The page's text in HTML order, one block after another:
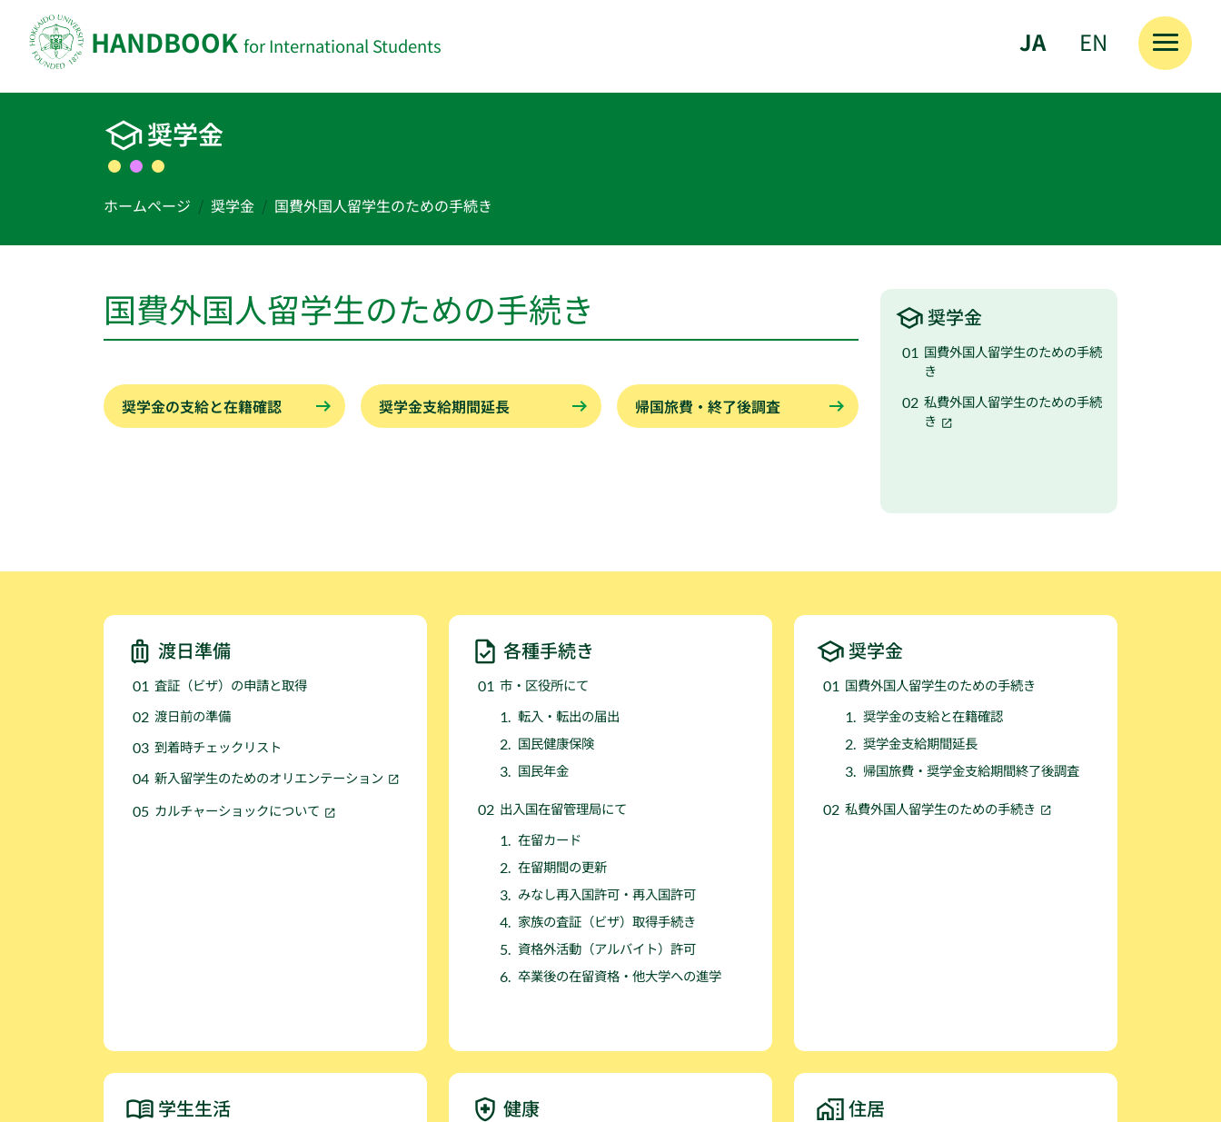
HANDBOOK for International Students JA EN
奨学金
ホームページ 奨学金 国費外国人留学生のための手続き
国費外国人留学生のための手続き
奨学金の支給と在籍確認 奨学金支給期間延長 帰国旅費・終了後調査
奨学金
国費外国人留学生のための手続
き
私費外国人留学生のための手続
き
渡日準備
査証（ビザ）の申請と取得
渡日前の準備
到着時チェックリスト
新入留学生のためのオリエンテーション
カルチャーショックについて
各種手続き
市・区役所にて
転入・転出の届出
国民健康保険
国民年金
出入国在留管理局にて
在留カード
在留期間の更新
みなし再入国許可・再入国許可
家族の査証（ビザ）取得手続き
資格外活動（アルバイト）許可
卒業後の在留資格・他大学への進学
奨学金
国費外国人留学生のための手続き
奨学金の支給と在籍確認
奨学金支給期間延長
帰国旅費・奨学金支給期間終了後調査
私費外国人留学生のための手続き
学生生活 健康 住居